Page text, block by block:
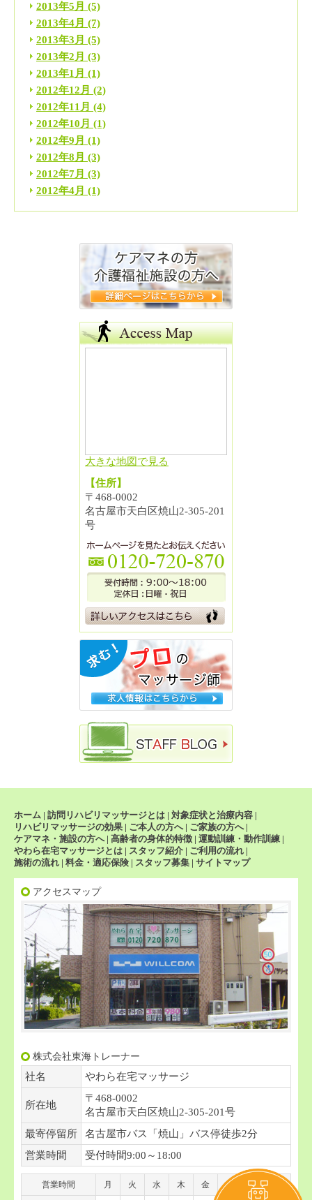
2013年5月 (5)
2013年4月 (7)
2013年3月 (5)
2013年2月 (3)
2013年1月 (1)
2012年12月 (2)
2012年11月 (4)
2012年10月 (1)
2012年9月 (1)
2012年8月 (3)
2012年7月 (3)
2012年4月 (1)
大きな地図で見る
【住所】
〒468-0002
名古屋市天白区焼山2-305-201
号
ホーム | 訪問リハビリマッサージとは | 対象症状と治療内容 |
リハビリマッサージの効果 | ご本人の方へ| ご家族の方へ|
ケアマネ・施設の方へ| 高齢者の身体的特徴 | 運動訓練・動作訓練 |
やわら在宅マッサージとは | スタッフ紹介 | ご利用の流れ |
施術の流れ | 料金・適応保険 | スタッフ募集 | サイトマップ
アクセスマップ
株式会社東海トレーナー
社名
やわら在宅マッサージ
所在地
〒468-0002
名古屋市天白区焼山2-305-201号
最寄停留所
名古屋市バス「焼山」バス停徒歩2分
営業時間
受付時間9:00～18:00
営業時間 月 火 水 木 金 土 日